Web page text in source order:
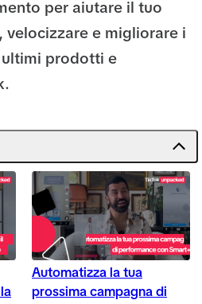
per aiutare il tuo
velocizzare e migliorare i
prodotti e
Automatizza la tua
prossima campagna di